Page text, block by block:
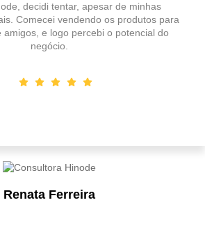
Renata Ferreira
decidi tentar, apesar de minhas
Comecei vendendo os produtos para
amigos, e logo percebi o potencial do
negócio.